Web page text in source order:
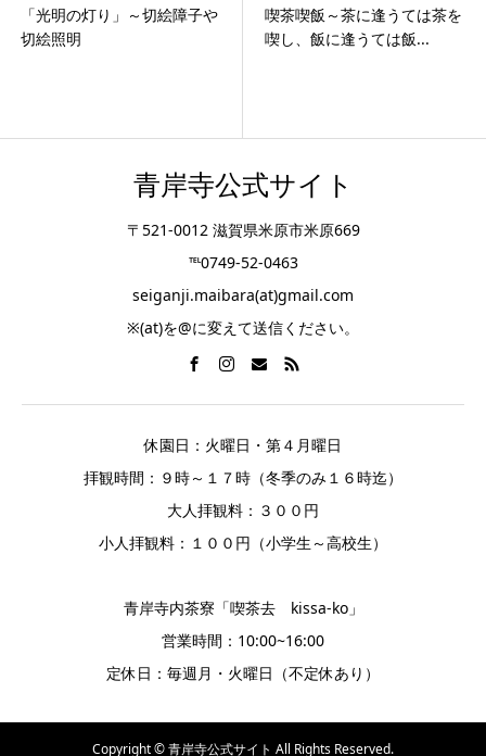
「光明の灯り」～切絵障子や
切絵照明
喫茶喫飯～茶に逢うては茶を
喫し、飯に逢うては飯...
青岸寺公式サイト
〒521-0012 滋賀県米原市米原669
℡0749-52-0463
seiganji.maibara(at)gmail.com
※(at)を@に変えて送信ください。
休園日：火曜日・第４月曜日
拝観時間：９時～１７時（冬季のみ１６時迄）
大人拝観料：３００円
小人拝観料：１００円（小学生～高校生）
青岸寺内茶寮「喫茶去 kissa-ko」
営業時間：10:00~16:00
定休日：毎週月・火曜日（不定休あり）
Copyright © 青岸寺公式サイト All Rights Reserved.